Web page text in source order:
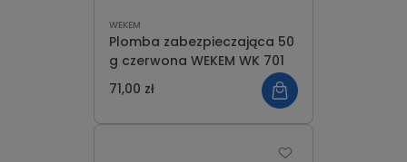
WEKEM
Plomba zabezpieczająca 50
g czerwona WEKEM WK 701
71,00 zł